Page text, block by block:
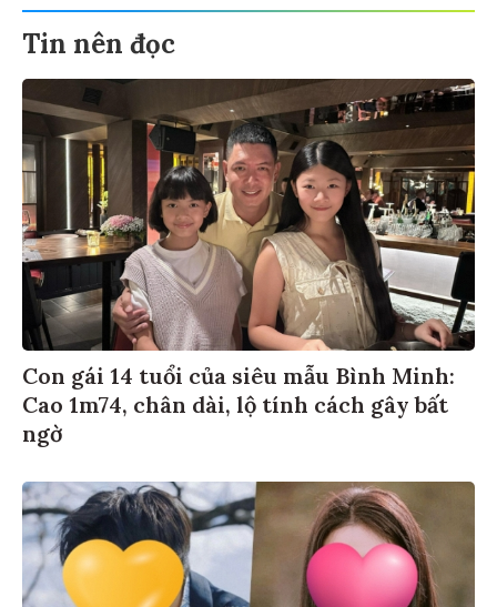
Tin nên đọc
Con gái 14 tuổi của siêu mẫu Bình Minh:
Cao 1m74, chân dài, lộ tính cách gây bất
ngờ